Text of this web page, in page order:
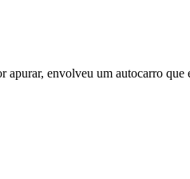
apurar, envolveu um autocarro que